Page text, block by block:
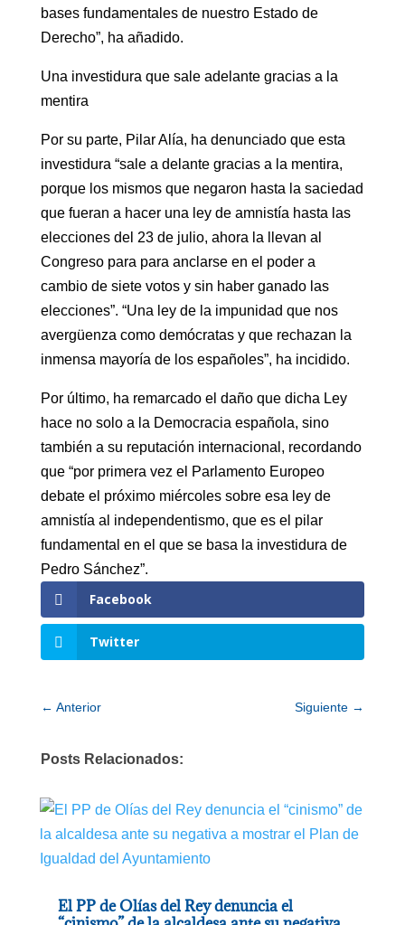
bases fundamentales de nuestro Estado de
Derecho”, ha añadido.
Una investidura que sale adelante gracias a la
mentira
Por su parte, Pilar Alía, ha denunciado que esta
investidura “sale a delante gracias a la mentira,
porque los mismos que negaron hasta la saciedad
que fueran a hacer una ley de amnistía hasta las
elecciones del 23 de julio, ahora la llevan al
Congreso para para anclarse en el poder a
cambio de siete votos y sin haber ganado las
elecciones”. “Una ley de la impunidad que nos
avergüenza como demócratas y que rechazan la
inmensa mayoría de los españoles”, ha incidido.
Por último, ha remarcado el daño que dicha Ley
hace no solo a la Democracia española, sino
también a su reputación internacional, recordando
que “por primera vez el Parlamento Europeo
debate el próximo miércoles sobre esa ley de
amnistía al independentismo, que es el pilar
fundamental en el que se basa la investidura de
Pedro Sánchez”.
Facebook
Twitter
← Anterior Siguiente →
Posts Relacionados:
El PP de Olías del Rey denuncia el